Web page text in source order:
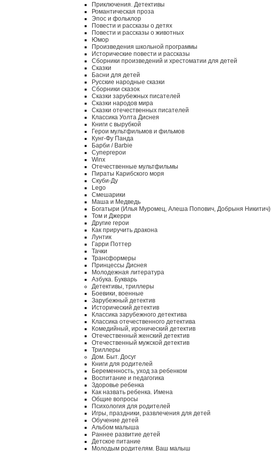
Приключения. Детективы
Романтическая проза
Эпос и фольклор
Повести и рассказы о детях
Повести и рассказы о животных
Юмор
Произведения школьной программы
Исторические повести и рассказы
Сборники произведений и хрестоматии для детей
Сказки
Басни для детей
Русские народные сказки
Сборники сказок
Сказки зарубежных писателей
Сказки народов мира
Сказки отечественных писателей
Классика Уолта Диснея
Книги с вырубкой
Герои мультфильмов и фильмов
Кунг-Фу Панда
Барби / Barbie
Супергерои
Winx
Отечественные мультфильмы
Пираты Карибского моря
Скуби-Ду
Lego
Смешарики
Маша и Медведь
Богатыри (Илья Муромец, Алеша Попович, Добрыня Никитич)
Том и Джерри
Другие герои
Как приручить дракона
Лунтик
Гарри Поттер
Тачки
Трансформеры
Принцессы Диснея
Молодежная литература
Азбука. Букварь
Детективы, триллеры
Боевики, военные
Зарубежный детектив
Исторический детектив
Классика зарубежного детектива
Классика отечественного детектива
Комедийный, иронический детектив
Отечественный женский детектив
Отечественный мужской детектив
Триллеры
Дом. Быт. Досуг
Книги для родителей
Беременность, уход за ребенком
Воспитание и педагогика
Здоровье ребенка
Как назвать ребенка. Имена
Общие вопросы
Психология для родителей
Игры, праздники, развлечения для детей
Обучение детей
Альбом малыша
Раннее развитие детей
Детское питание
Молодым родителям. Ваш малыш